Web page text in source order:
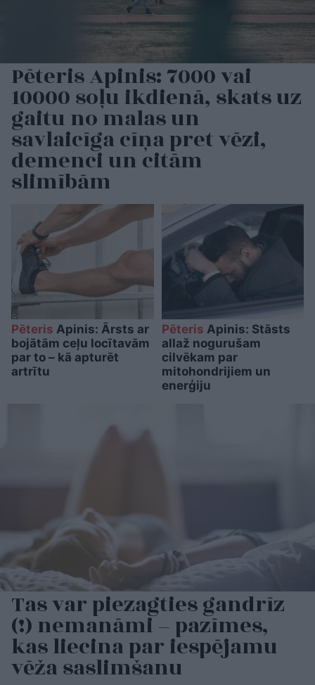
Pēteris Apinis: 7000 vai
10000 soļu ikdienā, skats uz
gaitu no malas un
savlaicīga cīņa pret vēzi,
demenci un citām
slimībām
Pēteris Apinis: Ārsts ar
bojātām ceļu locītavām
par to – kā apturēt
artrītu
Pēteris Apinis: Stāsts
allaž nogurušam
cilvēkam par
mitohondrijiem un
enerģiju
Tas var piezagties gandrīz
(!) nemanāmi – pazīmes,
kas liecina par iespējamu
vēža saslimšanu